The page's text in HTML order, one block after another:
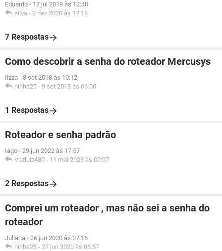
Eduardo - 17 jul 2019 às 12:40
silva - 2 dez 2020 às 17:18
7 Respostas
Como descobrir a senha do roteador Mercusys
Ilzza - 8 set 2018 às 10:12
ninha25 - 9 set 2018 às 06:00
1 Respostas
Roteador e senha padrão
Iago - 29 jun 2022 às 17:57
Vazluiz480 - 11 mai 2023 às 00:07
2 Respostas
Comprei um roteador , mas não sei a senha do
roteador
Juliana - 26 jun 2020 às 07:16
ninha25 - 27 jun 2020 às 06:57